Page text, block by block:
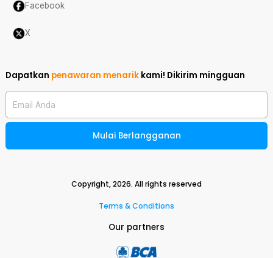
Facebook
X
Dapatkan penawaran menarik kami! Dikirim mingguan
Email Anda
Mulai Berlangganan
Copyright,2026. All rights reserved
Terms & Conditions
Our partners